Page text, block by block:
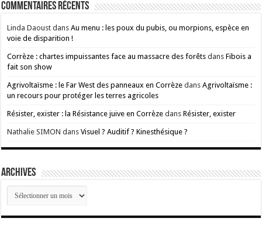
Commentaires récents
Linda Daoust dansAu menu : les poux du pubis, ou morpions, espèce en
voie de disparition !
Corrèze : chartes impuissantes face au massacre des forêts dansFibois a
fait son show
Agrivoltaïsme : le Far West des panneaux en Corrèze dansAgrivoltaïsme :
un recours pour protéger les terres agricoles
Résister, exister : la Résistance juive en Corrèze dansRésister, exister
Nathalie SIMON dansVisuel ? Auditif ? Kinesthésique ?
ARCHIVES
ARCHIVES